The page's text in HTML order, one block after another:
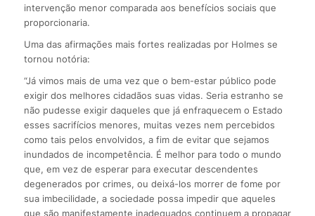
intervenção menor comparada aos benefícios sociais que
proporcionaria.
Uma das afirmações mais fortes realizadas por Holmes se
tornou notória:
“Já vimos mais de uma vez que o bem-estar público pode
exigir dos melhores cidadãos suas vidas. Seria estranho se
não pudesse exigir daqueles que já enfraquecem o Estado
esses sacrifícios menores, muitas vezes nem percebidos
como tais pelos envolvidos, a fim de evitar que sejamos
inundados de incompetência. É melhor para todo o mundo
que, em vez de esperar para executar descendentes
degenerados por crimes, ou deixá-los morrer de fome por
sua imbecilidade, a sociedade possa impedir que aqueles
que são manifestamente inadequados continuem a propagar